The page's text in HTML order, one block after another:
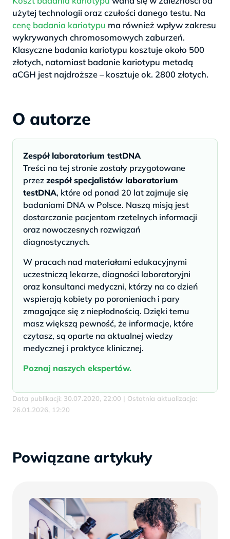
użytej technologii oraz czułości danego testu. Na
cenę badania kariotypu ma również wpływ zakresu
wykrywanych chromosomowych zaburzeń.
Klasyczne badania kariotypu kosztuje około 500
złotych, natomiast badanie kariotypu metodą
aCGH jest najdroższe – kosztuje ok. 2800 złotych.
O autorze
Zespół laboratorium testDNA
Treści na tej stronie zostały przygotowane
przez zespół specjalistów laboratorium
testDNA, które od ponad 20 lat zajmuje się
badaniami DNA w Polsce. Naszą misją jest
dostarczanie pacjentom rzetelnych informacji
oraz nowoczesnych rozwiązań
diagnostycznych.
W pracach nad materiałami edukacyjnymi
uczestniczą lekarze, diagności laboratoryjni
oraz konsultanci medyczni, którzy na co dzień
wspierają kobiety po poronieniach i pary
zmagające się z niepłodnością. Dzięki temu
masz większą pewność, że informacje, które
czytasz, są oparte na aktualnej wiedzy
medycznej i praktyce klinicznej.
Poznaj naszych ekspertów.
Data publikacji: 30.07.2020, 22:00 | Ostatnia aktualizacja:
26.01.2026, 12:20
Powiązane artykuły